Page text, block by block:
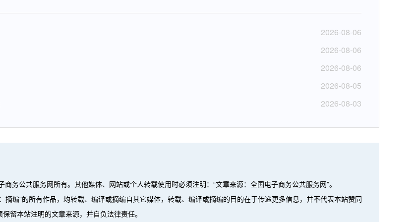
2026-08-06
2026-08-06
2026-08-06
2026-08-05
2026-08-03
务公共服务网所有。其他媒体、网站或个人转载使用时必须注明：“文章来源：全国电子商务公共服务网”。
摘编”的所有作品，均转载、编译或摘编自其它媒体，转载、编译或摘编的目的在于传递更多信息，并不代表本站赞同
留本站注明的文章来源，并自负法律责任。